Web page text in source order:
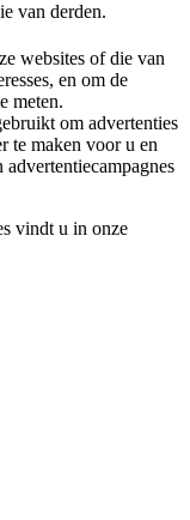
van derden.
websites of die van
en om de
meten.
om advertenties
te maken voor u en
vindt u in onze